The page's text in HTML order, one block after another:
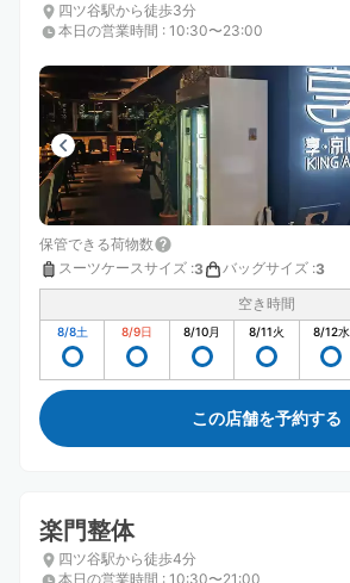
四ツ谷駅から徒歩3分
本日の営業時間 : 10:30〜23:00
保管できる荷物数
スーツケースサイズ :3 バッグサイズ :3
空き時間
8/8土 8/9日 8/10月 8/11火 8/12水
この店舗を予約する
楽門整体
四ツ谷駅から徒歩4分
本日の営業時間 : 10:30〜21:00